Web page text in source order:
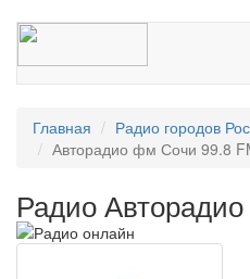
Главная Радио городов
Авторадио фм Сочи 99.8
Радио